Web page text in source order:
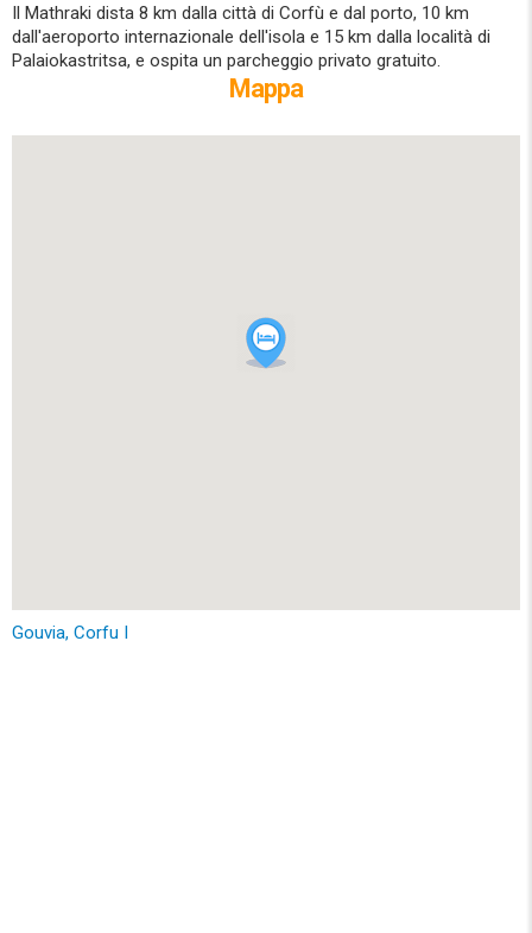
Il Mathraki dista 8 km dalla città di Corfù e dal porto, 10 km
dall'aeroporto internazionale dell'isola e 15 km dalla località di
Palaiokastritsa, e ospita un parcheggio privato gratuito.
Mappa
Gouvia, Corfu I